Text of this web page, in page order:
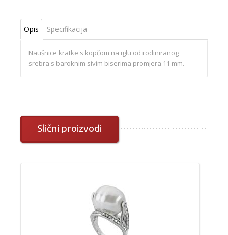
Opis Specifikacija
Naušnice kratke s kopčom na iglu od rodiniranog
srebra s baroknim sivim biserima promjera 11 mm.
Slični proizvodi